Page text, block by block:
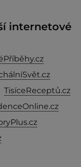
internetové
TisíceReceptů.cz